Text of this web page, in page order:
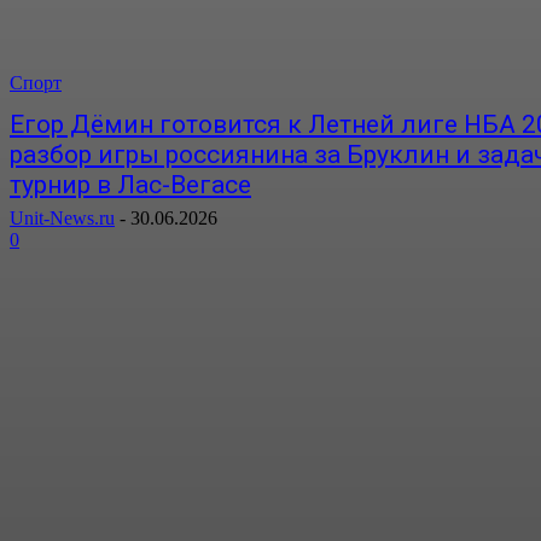
Спорт
Егор Дёмин готовится к Летней лиге НБА
разбор игры россиянина за Бруклин и
турнир в Лас-Вегасе
Unit-News.ru - 30.06.2026
0